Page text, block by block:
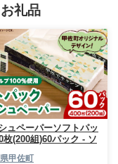
礼品
ュペーパーソフトパッ
(200組)60パック - ソ
品 雑貨 日用品 必需品
甲佐町